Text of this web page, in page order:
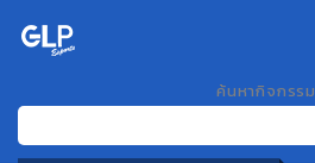
ค้นหากิจกรรม